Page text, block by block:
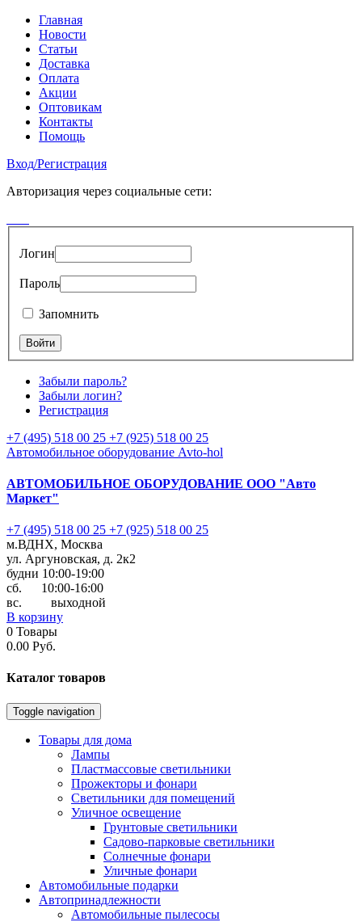
Главная
Новости
Статьи
Доставка
Оплата
Акции
Оптовикам
Контакты
Помощь
Вход/Регистрация
Авторизация через социальные сети:
Логин
Пароль
Запомнить
Забыли пароль?
Забыли логин?
Регистрация
+7 (495) 518 00 25 +7 (925) 518 00 25
Автомобильное оборудование Avto-hol
АВТОМОБИЛЬНОЕ ОБОРУДОВАНИЕ ООО "Авто
Маркет"
+7 (495) 518 00 25 +7 (925) 518 00 25
м.ВДНХ, Москва
ул. Аргуновская, д. 2к2
будни 10:00-19:00
cб. 10:00-16:00
вс. выходной
В корзину
0 Товары
0.00 Руб.
Каталог товаров
Toggle navigation
Товары для дома
Лампы
Пластмассовые светильники
Прожекторы и фонари
Светильники для помещений
Уличное освещение
Грунтовые светильники
Садово-парковые светильники
Солнечные фонари
Уличные фонари
Автомобильные подарки
Автопринадлежности
Автомобильные пылесосы